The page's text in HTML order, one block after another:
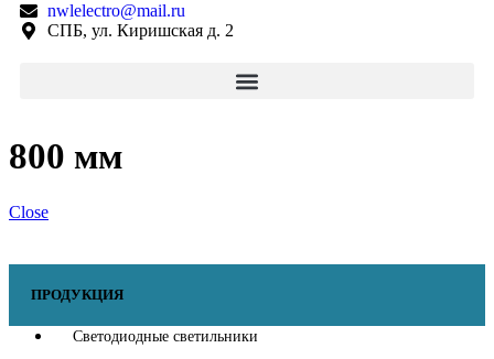
nwlelectro@mail.ru
СПБ, ул. Киришская д. 2
800 мм
Close
ПРОДУКЦИЯ
Светодиодные светильники